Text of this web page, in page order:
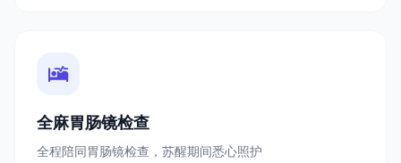
全麻胃肠镜检查
全程陪同胃肠镜检查，苏醒期间悉心照护